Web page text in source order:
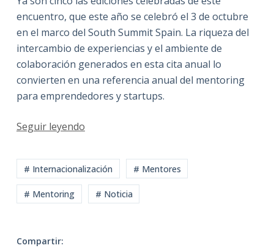
encuentro, que este año se celebró el 3 de octubre
en el marco del South Summit Spain. La riqueza del
intercambio de experiencias y el ambiente de
colaboración generados en esta cita anual lo
convierten en una referencia anual del mentoring
para emprendedores y startups.
Seguir leyendo
# Internacionalización # Mentores
# Mentoring # Noticia
Compartir: